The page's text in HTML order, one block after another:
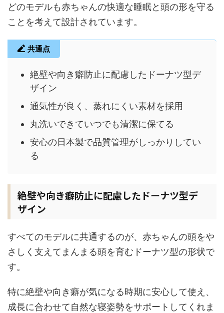
どのモデルも赤ちゃんの快適な睡眠と頭の形を守る
ことを考えて設計されています。
共通点
絶壁や向き癖防止に配慮したドーナツ型デ
ザイン
通気性が良く、蒸れにくい素材を採用
丸洗いできていつでも清潔に保てる
安心の日本製で品質管理がしっかりしてい
る
絶壁や向き癖防止に配慮したドーナツ型デ
ザイン
すべてのモデルに共通するのが、赤ちゃんの頭をや
さしく支えてまんまる頭を育むドーナツ型の形状で
す。
特に絶壁や向き癖が気になる時期に安心して使え、
成長に合わせて自然な寝姿勢をサポートしてくれま